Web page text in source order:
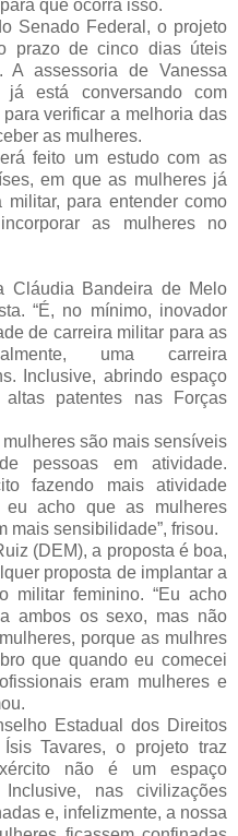
que ocorra isso.
Senado Federal, o projeto
prazo de cinco dias úteis
A assessoria de Vanessa
já está conversando com
verificar a melhoria das
as mulheres.
feito um estudo com as
em que as mulheres já
para entender como
as mulheres no
Cláudia Bandeira de Melo
“É, no mínimo, inovador
de carreira militar para as
uma carreira
Inclusive, abrindo espaço
patentes nas Forças
são mais sensíveis
pessoas em atividade.
fazendo mais atividade
acho que as mulheres
mais sensibilidade”, frisou.
(DEM), a proposta é boa,
proposta de implantar a
militar feminino. “Eu acho
ambos os sexo, mas não
porque as mulhres
que quando eu comecei
eram mulheres e
Estadual dos Direitos
Tavares, o projeto traz
não é um espaço
nas civilizações
e, infelizmente, a nossa